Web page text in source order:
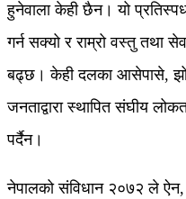
हुनेवाला केही छैन। यो
गर्न सक्यो र राम्रो वस्तु तथा
बढ्छ। केही दलका आसेपासे,
जनताद्वारा स्थापित संघीय
पर्दैन।
नेपालको संविधान २०७२ ले ऐन,